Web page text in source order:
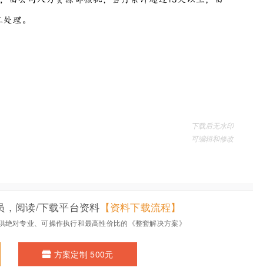
，阅读/下载平台资料 【资料下载流程】
对专业、可操作执行和最高性价比的《整套解决方案》
方案定制 500元